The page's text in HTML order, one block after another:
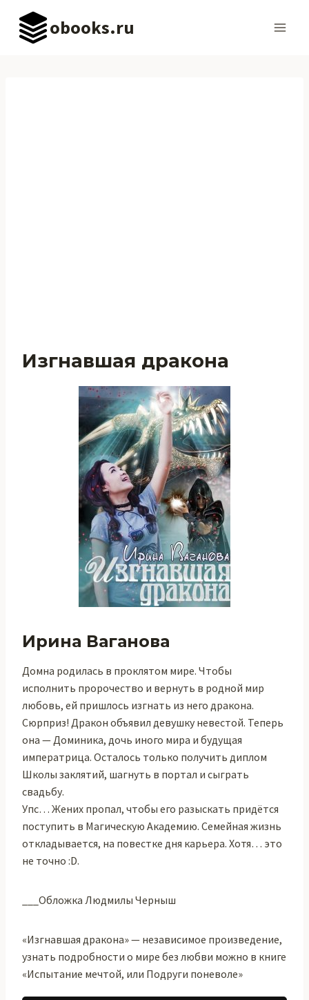
Перейти
содержимому
obooks.ru
Изгнавшая дракона
Ирина Ваганова
Домна родилась в проклятом мире. Чтобы
исполнить пророчество и вернуть в родной мир
любовь, ей пришлось изгнать из него дракона.
Сюрприз! Дракон объявил девушку невестой. Теперь
она — Доминика, дочь иного мира и будущая
императрица. Осталось только получить диплом
Школы заклятий, шагнуть в портал и сыграть
свадьбу.
Упс… Жених пропал, чтобы его разыскать придётся
поступить в Магическую Академию. Семейная жизнь
откладывается, на повестке дня карьера. Хотя… это
не точно :D.
___Обложка Людмилы Черныш
«Изгнавшая дракона» — независимое произведение,
узнать подробности о мире без любви можно в книге
«Испытание мечтой, или Подруги поневоле»